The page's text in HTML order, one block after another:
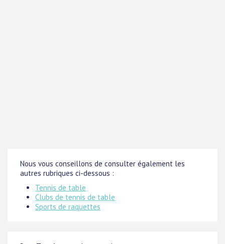
Nous vous conseillons de consulter également les
autres rubriques ci-dessous :
Tennis de table
Clubs de tennis de table
Sports de raquettes